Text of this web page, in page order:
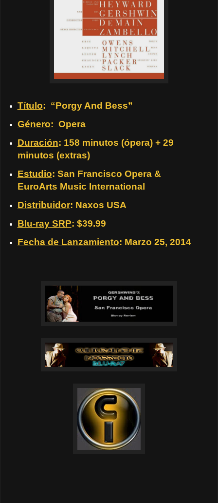
Título: “Porgy And Bess”
Género: Opera
Duración: 158 minutos (ópera) + 29
minutos (extras)
Estudio: San Francisco Opera &
EuroArts Music International
Distribuidor: Naxos USA
Blu-ray SRP: $39.99
Fecha de Lanzamiento: Marzo 25, 2014